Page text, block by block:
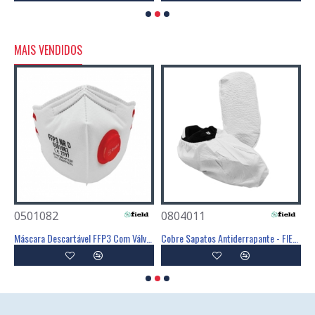
MAIS VENDIDOS
0501082 0804011